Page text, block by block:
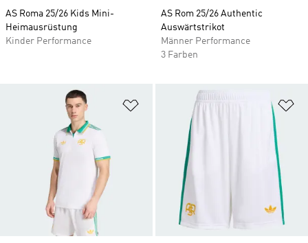
AS Roma 25/26 Kids Mini-
Heimausrüstung
Kinder Performance
AS Rom 25/26 Authentic
Auswärtstrikot
Männer Performance
3 Farben
Zur Wunschliste hinzufügen